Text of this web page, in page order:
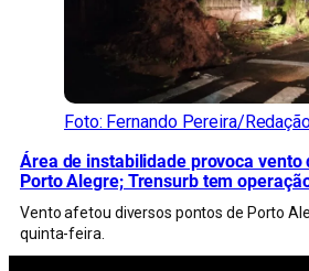
Foto: Fernando Pereira/
Área de instabilidade provoca vento
Porto Alegre; Trensurb tem
Vento afetou diversos pontos de Porto
quinta-feira.